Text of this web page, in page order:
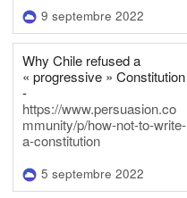
9 septembre 2022
Why Chile refused a
« progressive » Constitution
-
https://www.persuasion.co
mmunity/p/how-not-to-write-
a-constitution
5 septembre 2022